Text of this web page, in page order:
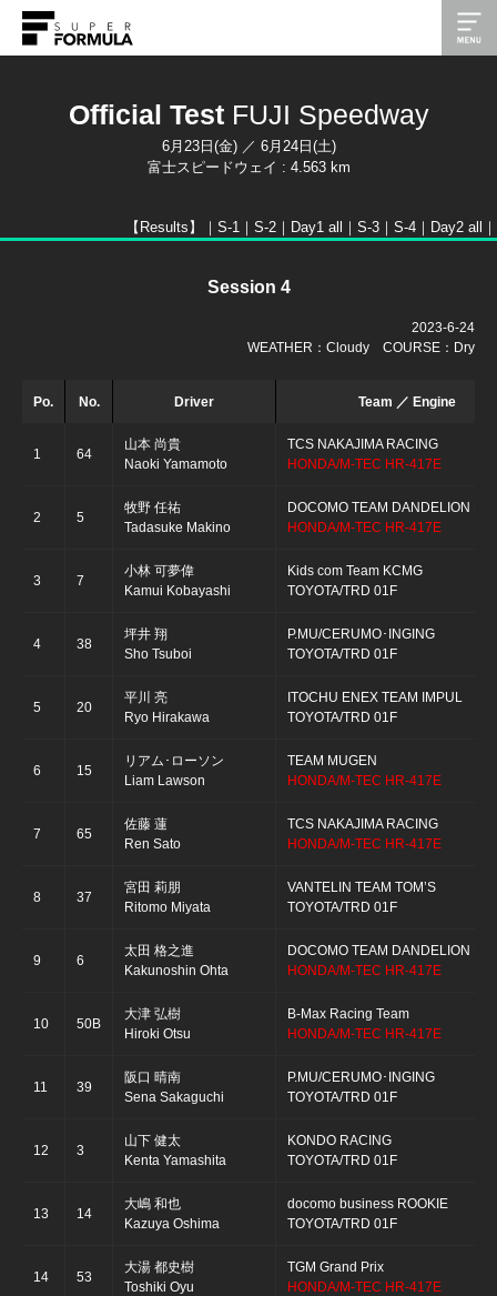
Official TestFUJI Speedway
6月23日(金) ／ 6月24日(土)
富士スピードウェイ : 4.563 km
【Results】｜ S-1 ｜ S-2 ｜ Day1 all ｜ S-3 ｜ S-4 ｜ Day2 all ｜
Session 4
2023-6-24
WEATHER：Cloudy COURSE：Dry
Po. No. Driver Team ／ Engine
1 64
山本 尚貴
Naoki Yamamoto
TCS NAKAJIMA RACING
HONDA/M-TEC HR-417E
2 5
牧野 任祐
Tadasuke Makino
DOCOMO TEAM DANDELION
HONDA/M-TEC HR-417E
3 7
小林 可夢偉
Kamui Kobayashi
Kids com Team KCMG
TOYOTA/TRD 01F
4 38
坪井 翔
Sho Tsuboi
P.MU/CERUMO･INGING
TOYOTA/TRD 01F
5 20
平川 亮
Ryo Hirakawa
ITOCHU ENEX TEAM IMPUL
TOYOTA/TRD 01F
6 15
リアム･ローソン
Liam Lawson
TEAM MUGEN
HONDA/M-TEC HR-417E
7 65
佐藤 蓮
Ren Sato
TCS NAKAJIMA RACING
HONDA/M-TEC HR-417E
8 37
宮田 莉朋
Ritomo Miyata
VANTELIN TEAM TOM’S
TOYOTA/TRD 01F
9 6
太田 格之進
Kakunoshin Ohta
DOCOMO TEAM DANDELION
HONDA/M-TEC HR-417E
10 50B
大津 弘樹
Hiroki Otsu
B-Max Racing Team
HONDA/M-TEC HR-417E
11 39
阪口 晴南
Sena Sakaguchi
P.MU/CERUMO･INGING
TOYOTA/TRD 01F
12 3
山下 健太
Kenta Yamashita
KONDO RACING
TOYOTA/TRD 01F
13 14
大嶋 和也
Kazuya Oshima
docomo business ROOKIE
TOYOTA/TRD 01F
14 53
大湯 都史樹
Toshiki Oyu
TGM Grand Prix
HONDA/M-TEC HR-417E